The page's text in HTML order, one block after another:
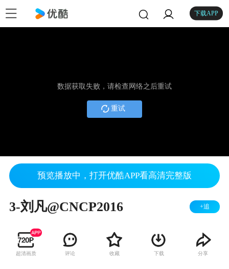
下载APP
数据获取失败，请检查网络之后重试
重试
预览播放中，打开优酷APP看高清完整版
3-刘凡@CNCP2016 +追
超清画质 评论 收藏 下载 分享